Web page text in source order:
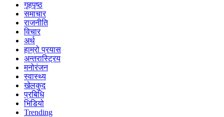
गृहपृष्ठ
समाचार
राजनीति
विचार
अर्थ
हाम्रो प्रयास
अन्तरास्ट्रिय
मनोरंजन
स्वास्थ्य
खेलकुद
प्रबिधि
भिडियो
Trending